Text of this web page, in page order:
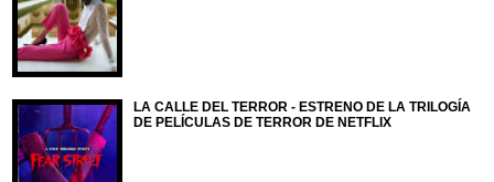
LA CALLE DEL TERROR - ESTRENO DE LA TRILOGÍA
DE PELÍCULAS DE TERROR DE NETFLIX